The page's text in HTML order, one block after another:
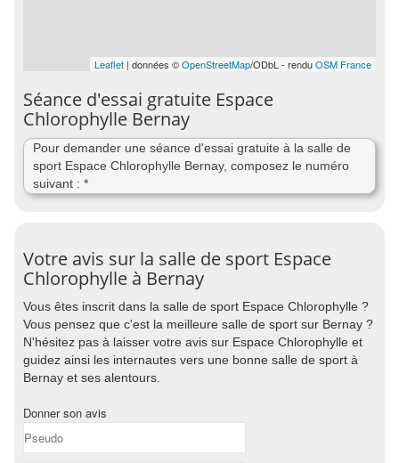
Leaflet | données ©OpenStreetMap/ODbL - renduOSM France
Séance d'essai gratuite Espace
Chlorophylle Bernay
Pour demander une séance d'essai gratuite à la salle de
sport Espace Chlorophylle Bernay, composez le numéro
suivant : *
Votre avis sur la salle de sport Espace
Chlorophylle à Bernay
Vous êtes inscrit dans la salle de sport Espace Chlorophylle ?
Vous pensez que c'est la meilleure salle de sport sur Bernay ?
N'hésitez pas à laisser votre avis sur Espace Chlorophylle et
guidez ainsi les internautes vers une bonne salle de sport à
Bernay et ses alentours.
Donner son avis